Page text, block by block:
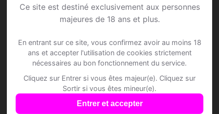
Ce site est destiné exclusivement aux personnes
majeures de 18 ans et plus.
En entrant sur ce site, vous confirmez avoir au moins 18
ans et accepter l'utilisation de cookies strictement
nécessaires au bon fonctionnement du service.
Cliquez sur Entrer si vous êtes majeur(e). Cliquez sur
Sortir si vous êtes mineur(e).
Entrer et accepter
Rejoins les membres de Andernay et des
alentours !